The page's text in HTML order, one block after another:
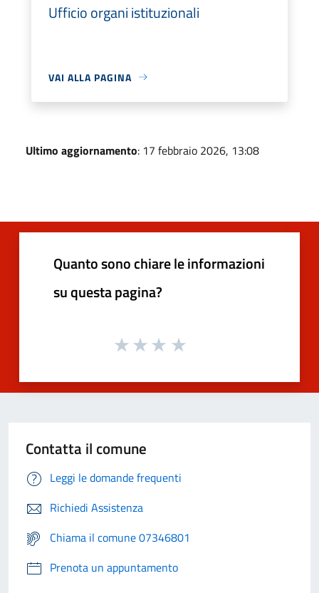
Ufficio organi istituzionali
VAI ALLA PAGINA
Ultimo aggiornamento: 17 febbraio 2026, 13:08
Quanto sono chiare le informazioni
su questa pagina?
Contatta il comune
Leggi le domande frequenti
Richiedi Assistenza
Chiama il comune 07346801
Prenota un appuntamento